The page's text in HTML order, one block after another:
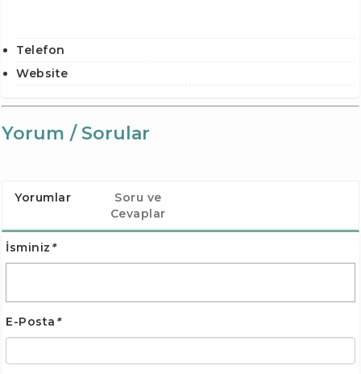
Telefon
Website
Yorum / Sorular
Yorumlar
Soru ve
Cevaplar
İsminiz *
E-Posta *